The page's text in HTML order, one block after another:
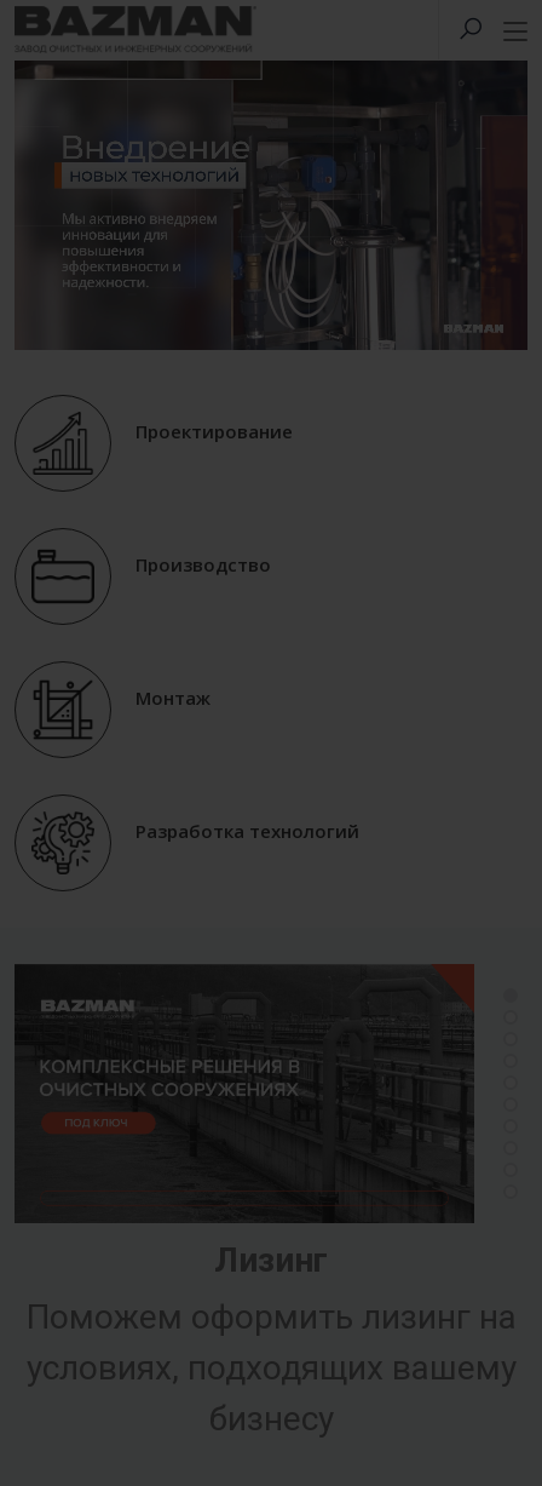
Проектирование
Производство
Монтаж
Разработка технологий
Лизинг
Поможем оформить лизинг на
условиях, подходящих вашему
бизнесу